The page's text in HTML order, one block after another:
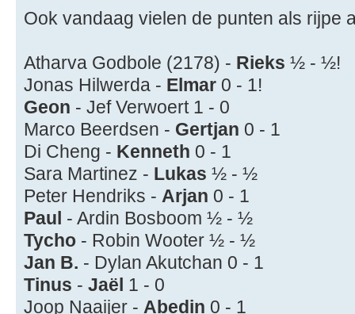
Ook vandaag vielen de punten als rijpe
Atharva Godbole (2178) - Rieks ½ - ½!
Jonas Hilwerda - Elmar 0 - 1!
Geon - Jef Verwoert 1 - 0
Marco Beerdsen - Gertjan 0 - 1
Di Cheng - Kenneth 0 - 1
Sara Martinez - Lukas ½ - ½
Peter Hendriks - Arjan 0 - 1
Paul - Ardin Bosboom ½ - ½
Tycho - Robin Wooter ½ - ½
Jan B. - Dylan Akutchan 0 - 1
Tinus - Jaël 1 - 0
Joop Naaijer - Abedin 0 - 1